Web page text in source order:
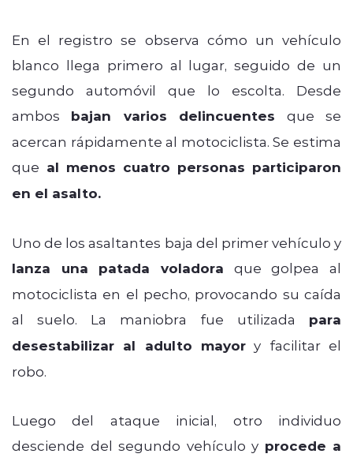
En el registro se observa cómo un vehículo
blanco llega primero al lugar, seguido de un
segundo automóvil que lo escolta. Desde
ambos bajan varios delincuentes que se
acercan rápidamente al motociclista. Se estima
que al menos cuatro personas participaron
en el asalto.
Uno de los asaltantes baja del primer vehículo y
lanza una patada voladora que golpea al
motociclista en el pecho, provocando su caída
al suelo. La maniobra fue utilizada para
desestabilizar al adulto mayor y facilitar el
robo.
Luego del ataque inicial, otro individuo
desciende del segundo vehículo y procede a